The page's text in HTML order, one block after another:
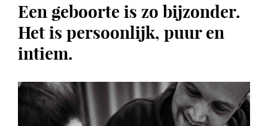
Een geboorte is zo bijzonder.
Het is persoonlijk, puur en
intiem.